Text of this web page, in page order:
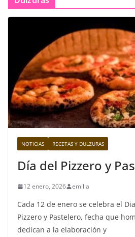
NOTICIAS RECETAS Y DULZURAS
Día del Pizzero y
12 enero, 2026 emilia
Cada 12 de enero se celebra el
Pizzero y Pastelero, fecha que
dedican a la elaboración y